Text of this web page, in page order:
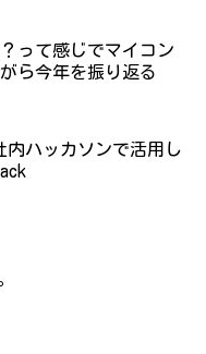
って感じでマイコン
ら今年を振り返る
内ハッカソンで活用し